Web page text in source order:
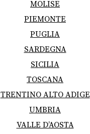
MOLISE
PIEMONTE
PUGLIA
SARDEGNA
SICILIA
TOSCANA
TRENTINO ALTO ADIGE
UMBRIA
VALLE D’AOSTA